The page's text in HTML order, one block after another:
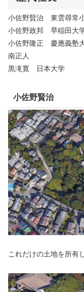
小佐野賢治 東雲尋常
小佐野政邦 早稲田大
小佐野隆正 慶應義塾
南正人
黒滝寛 日本大学
小佐野賢治
これだけの土地を所有